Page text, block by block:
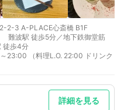
2-3 A-PLACE心斎橋 B1F
難波駅 徒歩5分／地下鉄御堂筋
線・長堀鶴見緑地線 心斎橋駅 徒歩4分
23:00 （料理L.O. 22:00 ドリンク
詳細を見る